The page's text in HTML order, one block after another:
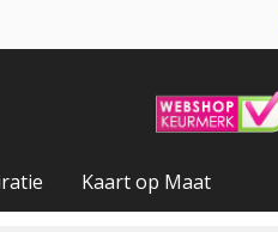
Kaart op Maat